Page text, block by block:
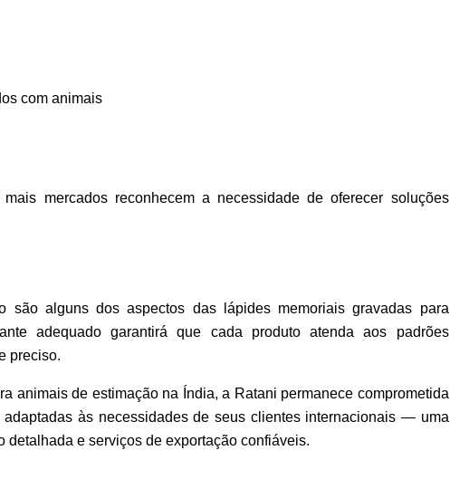
com animais
mercados reconhecem a necessidade de oferecer soluções
são alguns dos aspectos das lápides memoriais gravadas para
adequado garantirá que cada produto atenda aos padrões
preciso.
animais de estimação na Índia, a Ratani permanece comprometida
às necessidades de seus clientes internacionais — uma
e serviços de exportação confiáveis.